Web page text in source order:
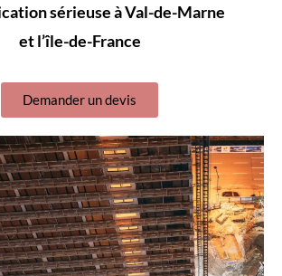
sérieuse à Val-de-Marne
et l’île-de-France
Demander un devis